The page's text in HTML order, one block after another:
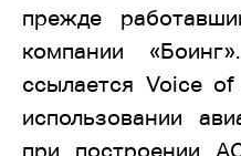
прежде
компании
ссылается Voice
использовании
при построении